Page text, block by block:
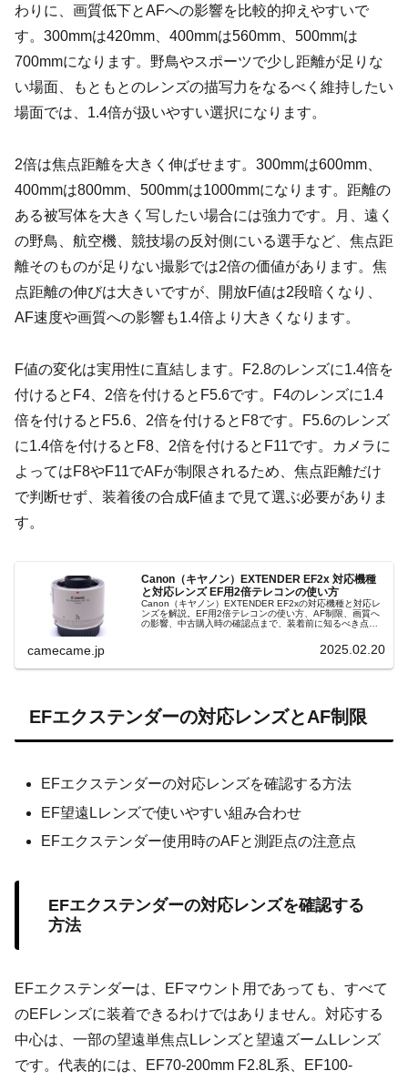
わりに、画質低下とAFへの影響を比較的抑えやすいで
す。300mmは420mm、400mmは560mm、500mmは
700mmになります。野鳥やスポーツで少し距離が足りな
い場面、もともとのレンズの描写力をなるべく維持したい
場面では、1.4倍が扱いやすい選択になります。
2倍は焦点距離を大きく伸ばせます。300mmは600mm、
400mmは800mm、500mmは1000mmになります。距離の
ある被写体を大きく写したい場合には強力です。月、遠く
の野鳥、航空機、競技場の反対側にいる選手など、焦点距
離そのものが足りない撮影では2倍の価値があります。焦
点距離の伸びは大きいですが、開放F値は2段暗くなり、
AF速度や画質への影響も1.4倍より大きくなります。
F値の変化は実用性に直結します。F2.8のレンズに1.4倍を
付けるとF4、2倍を付けるとF5.6です。F4のレンズに1.4
倍を付けるとF5.6、2倍を付けるとF8です。F5.6のレンズ
に1.4倍を付けるとF8、2倍を付けるとF11です。カメラに
よってはF8やF11でAFが制限されるため、焦点距離だけ
で判断せず、装着後の合成F値まで見て選ぶ必要がありま
す。
Canon（キヤノン）EXTENDER EF2x 対応機種
と対応レンズ EF用2倍テレコンの使い方
Canon（キヤノン）EXTENDER EF2xの対応機種と対応レ
ンズを解説。EF用2倍テレコンの使い方、AF制限、画質へ
の影響、中古購入時の確認点まで、装着前に知るべき点を
camecame.jp 2025.02.20
EFエクステンダーの対応レンズとAF制限
EFエクステンダーの対応レンズを確認する方法
EF望遠Lレンズで使いやすい組み合わせ
EFエクステンダー使用時のAFと測距点の注意点
EFエクステンダーの対応レンズを確認する
方法
EFエクステンダーは、EFマウント用であっても、すべて
のEFレンズに装着できるわけではありません。対応する
中心は、一部の望遠単焦点Lレンズと望遠ズームLレンズ
です。代表的には、EF70-200mm F2.8L系、EF100-